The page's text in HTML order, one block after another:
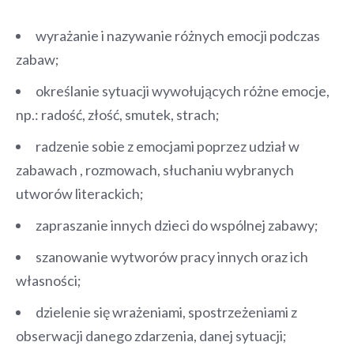
wyrażanie i nazywanie różnych emocji podczas
zabaw;
określanie sytuacji wywołujących różne emocje,
np.: radość, złość, smutek, strach;
radzenie sobie z emocjami poprzez udział w
zabawach , rozmowach, słuchaniu wybranych
utworów literackich;
zapraszanie innych dzieci do wspólnej zabawy;
szanowanie wytworów pracy innych oraz ich
własności;
dzielenie się wrażeniami, spostrzeżeniami z
obserwacji danego zdarzenia, danej sytuacji;